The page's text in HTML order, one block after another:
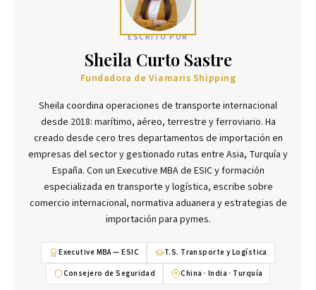
ESCRITO POR
Sheila Curto Sastre
Fundadora de Viamaris Shipping
Sheila coordina operaciones de transporte internacional
desde 2018: marítimo, aéreo, terrestre y ferroviario. Ha
creado desde cero tres departamentos de importación en
empresas del sector y gestionado rutas entre Asia, Turquía y
España. Con un Executive MBA de ESIC y formación
especializada en transporte y logística, escribe sobre
comercio internacional, normativa aduanera y estrategias de
importación para pymes.
Executive MBA — ESIC
T.S. Transporte y Logística
Consejero de Seguridad
China · India · Turquía